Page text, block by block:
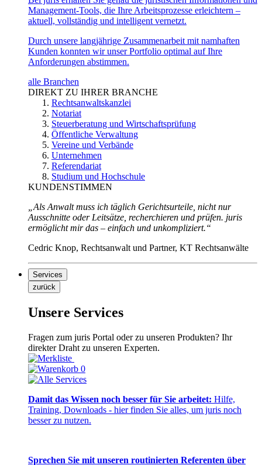
Management-Tools, die Ihre Arbeitsprozesse erleichtern –
aktuell, vollständig und intelligent vernetzt.
Durch unsere langjährige Zusammenarbeit mit namhaften
Kunden konnten wir unser Portfolio optimal auf Ihre
Anforderungen abstimmen.
alle Branchen
DIREKT ZU IHRER BRANCHE
Rechtsanwaltskanzlei
Notariat
Steuerberatung und Wirtschaftsprüfung
Öffentliche Verwaltung
Vereine und Verbände
Unternehmen
Referendariat
Studium und Hochschule
KUNDENSTIMMEN
„Als Anwalt muss ich täglich Gerichtsurteile, nicht nur
Ausschnitte oder Leitsätze, recherchieren und prüfen. juris
ermöglicht mir das – einfach und unkompliziert.“
Cedric Knop, Rechtsanwalt und Partner, KT Rechtsanwälte
Services
zurück
Unsere Services
Fragen zum juris Portal oder zu unseren Produkten? Ihr
direkter Draht zu unseren Experten.
0
Damit das Wissen noch besser für Sie arbeitet: Hilfe,
Training, Downloads - hier finden Sie alles, um juris noch
besser zu nutzen.
Sprechen Sie mit unseren routinierten Referenten über